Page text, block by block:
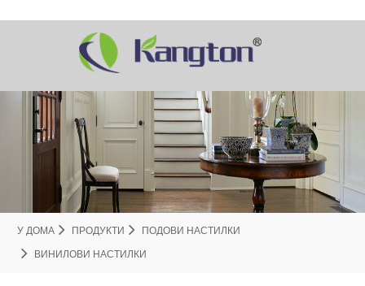
У ДОМА ПРОДУКТИ ПОДОВИ НАСТИЛКИ
ВИНИЛОВИ НАСТИЛКИ